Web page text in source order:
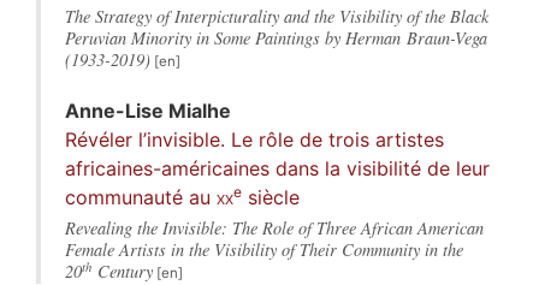
The Strategy of Interpicturality and the Visibility of the Black
Peruvian Minority in Some Paintings by Herman Braun-Vega
(1933-2019)
Anne-Lise Mialhe
Révéler l’invisible. Le rôle de trois artistes
africaines-américaines dans la visibilité de leur
communauté au xxe siècle
Revealing the Invisible: The Role of Three African American
Female Artists in the Visibility of Their Community in the
20th Century